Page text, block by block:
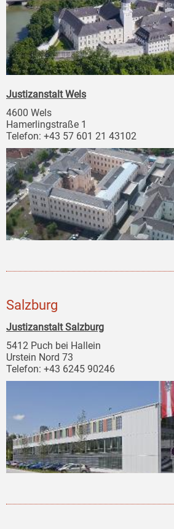
Justizanstalt Wels
4600 Wels
Hamerlingstraße 1
Telefon: +43 57 601 21 43102
Salzburg
Justizanstalt Salzburg
5412 Puch bei Hallein
Urstein Nord 73
Telefon: +43 6245 90246